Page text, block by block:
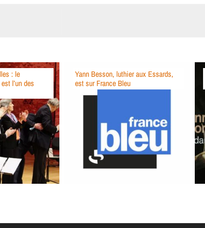
: le
l’un des
Yann Besson, luthier aux Essards,
est sur France Bleu